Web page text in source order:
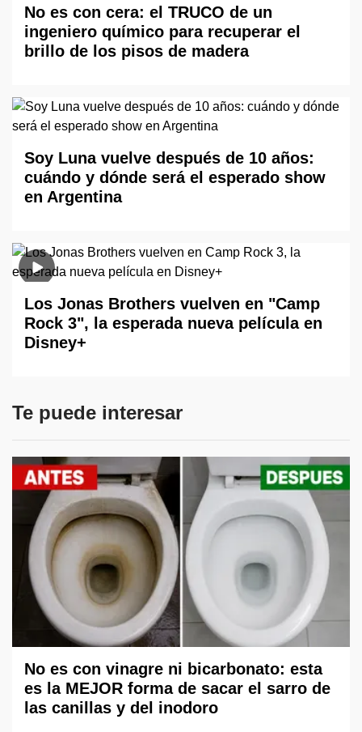
No es con cera: el TRUCO de un
ingeniero químico para recuperar el
brillo de los pisos de madera
Soy Luna vuelve después de 10 años:
cuándo y dónde será el esperado show
en Argentina
Los Jonas Brothers vuelven en "Camp
Rock 3", la esperada nueva película en
Disney+
Te puede interesar
No es con vinagre ni bicarbonato: esta
es la MEJOR forma de sacar el sarro de
las canillas y del inodoro